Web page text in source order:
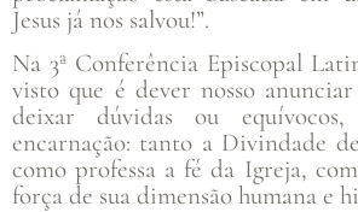
Jesus já nos salvou!”.
Na 3ª Conferência Episcopal
visto que é dever nosso
deixar dúvidas ou
encarnação: tanto a Divindade
como professa a fé da Igreja,
força de sua dimensão humana e